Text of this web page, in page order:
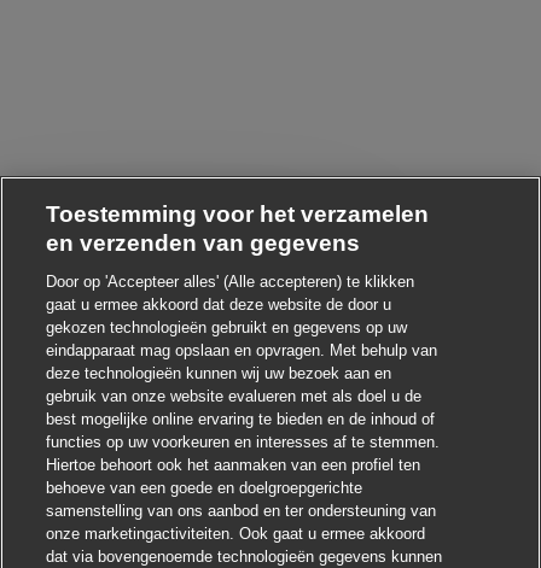
! Heb je interesse in deze baan? Chatbot-melding sluiten
Ik ben geïnteresseerd
Soortgelijke banen zoeken
Toestemming voor het verzamelen
en verzenden van gegevens
Door op 'Accepteer alles' (Alle accepteren) te klikken
gaat u ermee akkoord dat deze website de door u
gekozen technologieën gebruikt en gegevens op uw
eindapparaat mag opslaan en opvragen. Met behulp van
deze technologieën kunnen wij uw bezoek aan en
gebruik van onze website evalueren met als doel u de
best mogelijke online ervaring te bieden en de inhoud of
functies op uw voorkeuren en interesses af te stemmen.
Hiertoe behoort ook het aanmaken van een profiel ten
behoeve van een goede en doelgroepgerichte
samenstelling van ons aanbod en ter ondersteuning van
onze marketingactiviteiten. Ook gaat u ermee akkoord
dat via bovengenoemde technologieën gegevens kunnen